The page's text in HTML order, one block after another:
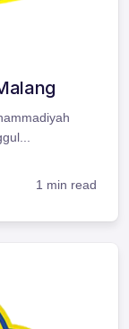
1 min read